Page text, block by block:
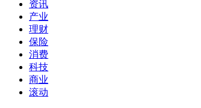
资讯
产业
理财
保险
消费
科技
商业
滚动